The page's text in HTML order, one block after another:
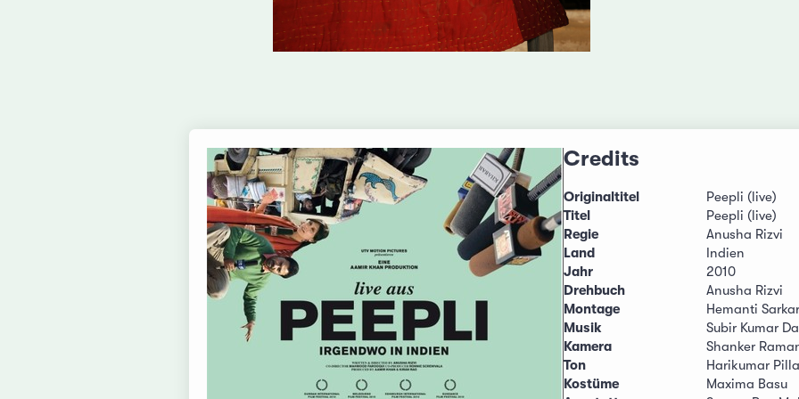
Credits
Originaltitel
Peepli (live)
Titel
Peepli (live)
Regie
Anusha Rizvi
Land
Indien
Jahr
2010
Drehbuch
Anusha Rizvi
Montage
Hemanti Sarkar
Musik
Subir Kumar
Kamera
Shanker
Ton
Harikumar
Kostüme
Maxima Basu